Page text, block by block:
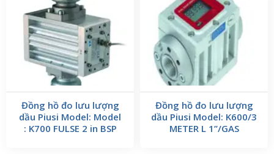
Đồng hồ đo lưu lượng
dầu Piusi Model: Model
: K700 FULSE 2 in BSP
Đồng hồ đo lưu lượng
dầu Piusi Model: K600/3
METER L 1’’/GAS